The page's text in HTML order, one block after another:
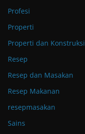
Profesi
Properti
Properti dan Konstruksi
Resep
Resep dan Masakan
Resep Makanan
resepmasakan
Sains